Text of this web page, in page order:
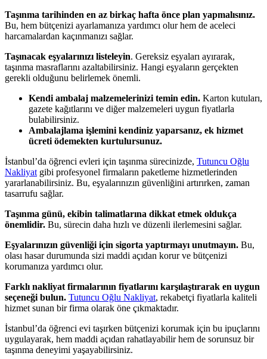
Taşınma tarihinden en az birkaç hafta önce plan yapmalısınız.
Bu, hem bütçenizi ayarlamanıza yardımcı olur hem de aceleci
harcamalardan kaçınmanızı sağlar.
Taşınacak eşyalarınızı listeleyin. Gereksiz eşyaları ayırarak,
taşınma masraflarını azaltabilirsiniz. Hangi eşyaların gerçekten
gerekli olduğunu belirlemek önemli.
Kendi ambalaj malzemelerinizi temin edin. Karton kutuları,
gazete kağıtlarını ve diğer malzemeleri uygun fiyatlarla
bulabilirsiniz.
Ambalajlama işlemini kendiniz yaparsanız, ek hizmet
ücreti ödemekten kurtulursunuz.
İstanbul’da öğrenci evleri için taşınma sürecinizde, Tutuncu Oğlu
Nakliyat gibi profesyonel firmaların paketleme hizmetlerinden
yararlanabilirsiniz. Bu, eşyalarınızın güvenliğini artırırken, zaman
tasarrufu sağlar.
Taşınma günü, ekibin talimatlarına dikkat etmek oldukça
önemlidir. Bu, sürecin daha hızlı ve düzenli ilerlemesini sağlar.
Eşyalarınızın güvenliği için sigorta yaptırmayı unutmayın. Bu,
olası hasar durumunda sizi maddi açıdan korur ve bütçenizi
korumanıza yardımcı olur.
Farklı nakliyat firmalarının fiyatlarını karşılaştırarak en uygun
seçeneği bulun. Tutuncu Oğlu Nakliyat, rekabetçi fiyatlarla kaliteli
hizmet sunan bir firma olarak öne çıkmaktadır.
İstanbul’da öğrenci evi taşırken bütçenizi korumak için bu ipuçlarını
uygulayarak, hem maddi açıdan rahatlayabilir hem de sorunsuz bir
taşınma deneyimi yaşayabilirsiniz.